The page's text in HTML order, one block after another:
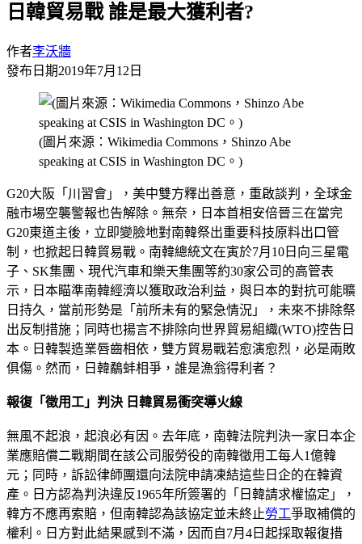
日韓貿易戰 誰是最大獲利者?
作者李沃牆
發布日期2019年7月12日
(圖片來源：Wikimedia Commons，Shinzo Abe
speaking at CSIS in Washington DC。)
G20大阪「川習會」，美中雙方釋出善意，重啟談判，全球金
融市場空襲警報也告解除。無奈，日本首相安倍晉三在當完
G20東道主後，立即變臉地對南韓祭出重要科技原料出口管
制，也掀起日韓貿易戰。南韓總統文在寅於7月10日向三星電
子、SK集團、現代汽車和樂天集團等約30家公司的高管表
示，日本瞄準南韓經濟以獲取政治利益，與日本的對抗可能曠
日持久，當前形勢是「前所未有的緊急情況」，未來不排除祭
出反制措施；同時也揚言不排除向世界貿易組織(WTO)控告日
本。日韓製造業唇齒相依，雙方貿易戰若愈演愈烈，必是兩敗
俱傷。然而，日韓鷸蚌相爭，誰是漁翁得利者？
報復「徵用工」判決 日韓貿易衝突導火線
無風不起浪，起浪必有因。去年底，南韓法院判決一家日本企
業應賠償二戰期間在該公司服勞役的南韓徵用工每人1億韓
元；同時，訴訟律師團還向法院申請凍結這些日企的在韓資
產。日方認為判決違反1965年所簽署的「日韓請求權協定」，
韓方不應再索賠，但南韓認為該協定並未終止勞工爭取補償的
權利。日方對此結果感到不滿，因而自7月4日起採取報復措